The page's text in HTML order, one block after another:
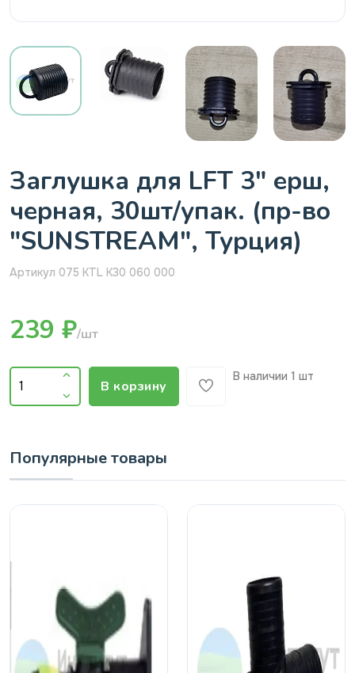
Заглушка для LFT 3" ерш,
черная, 30шт/упак. (пр-во
"SUNSTREAM", Турция)
Артикул 075 KTL K30 060 000
239 ₽/шт
В корзину
В наличии 1 шт
Популярные товары